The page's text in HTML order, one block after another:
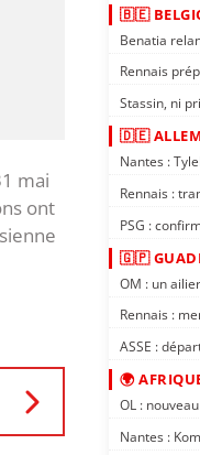
mai
ont
🇧🇪
Benatia
Rennais
Stassin, ni
🇩🇪
Nantes :
Rennais :
PSG :
🇬🇵
OM : un
Rennais :
ASSE :
🌍
OL :
Nantes :